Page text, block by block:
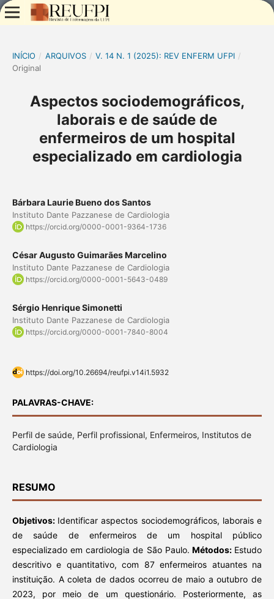
INÍCIO / ARQUIVOS / V. 14 N. 1 (2025): REV ENFERM UFPI /
Original
Aspectos sociodemográficos,
laborais e de saúde de
enfermeiros de um hospital
especializado em cardiologia
Bárbara Laurie Bueno dos Santos
Instituto Dante Pazzanese de Cardiologia
https://orcid.org/0000-0001-9364-1736
César Augusto Guimarães Marcelino
Instituto Dante Pazzanese de Cardiologia
https://orcid.org/0000-0001-5643-0489
Sérgio Henrique Simonetti
Instituto Dante Pazzanese de Cardiologia
https://orcid.org/0000-0001-7840-8004
https://doi.org/10.26694/reufpi.v14i1.5932
PALAVRAS-CHAVE:
Perfil de saúde, Perfil profissional, Enfermeiros, Institutos de
Cardiologia
RESUMO
Objetivos: Identificar aspectos sociodemográficos, laborais e
de saúde de enfermeiros de um hospital público
especializado em cardiologia de São Paulo. Métodos: Estudo
descritivo e quantitativo, com 87 enfermeiros atuantes na
instituição. A coleta de dados ocorreu de maio a outubro de
2023, por meio de um questionário. Posteriormente, as